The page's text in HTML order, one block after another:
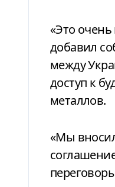
«Это
добавил
между
доступ к
металлов.
«Мы